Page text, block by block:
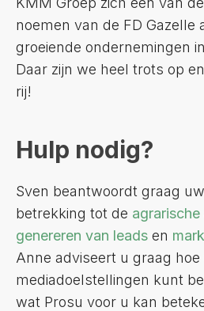
noemen van de FD Gazelle
groeiende ondernemingen
Daar zijn we heel trots op
rij!
Hulp nodig?
Sven beantwoordt graag
betrekking tot de agrarische
genereren van leads en
Anne adviseert u graag
mediadoelstellingen kunt
wat Prosu voor u kan